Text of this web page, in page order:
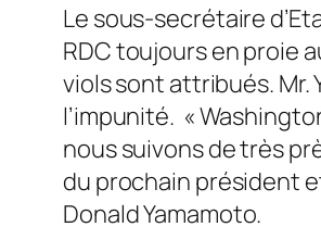
Le sous-secrétaire
RDC toujours en proie
viols sont attribués. Mr.
l’impunité. «
nous suivons de très
du prochain président
Donald Yamamoto.